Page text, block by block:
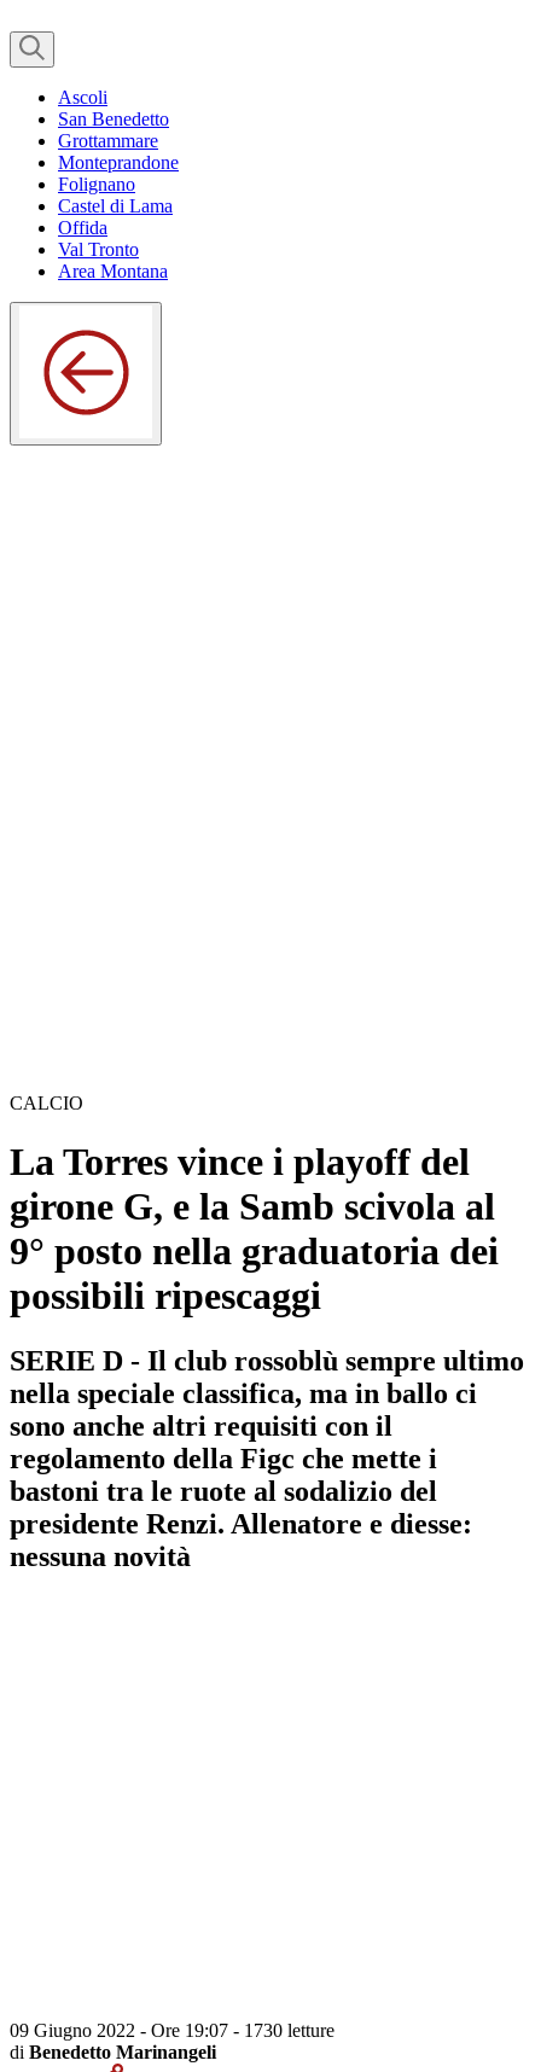
Ascoli
San Benedetto
Grottammare
Monteprandone
Folignano
Castel di Lama
Offida
Val Tronto
Area Montana
CALCIO
La Torres vince i playoff del
girone G, e la Samb scivola al
9° posto nella graduatoria dei
possibili ripescaggi
SERIE D - Il club rossoblù sempre ultimo
nella speciale classifica, ma in ballo ci
sono anche altri requisiti con il
regolamento della Figc che mette i
bastoni tra le ruote al sodalizio del
presidente Renzi. Allenatore e diesse:
nessuna novità
09 Giugno 2022 - Ore 19:07 - 1730 letture
di Benedetto Marinangeli